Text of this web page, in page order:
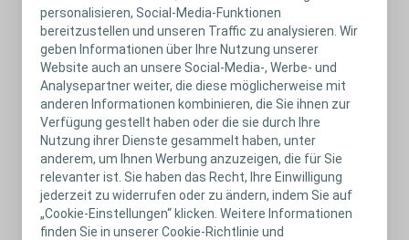
personalisieren, Social-Media-Funktionen
bereitzustellen und unseren Traffic zu analysieren. Wir
geben Informationen über Ihre Nutzung unserer
Website auch an unsere Social-Media-, Werbe- und
Analysepartner weiter, die diese möglicherweise mit
anderen Informationen kombinieren, die Sie ihnen zur
Verfügung gestellt haben oder die sie durch Ihre
Nutzung ihrer Dienste gesammelt haben, unter
anderem, um Ihnen Werbung anzuzeigen, die für Sie
relevanter ist. Sie haben das Recht, Ihre Einwilligung
jederzeit zu widerrufen oder zu ändern, indem Sie auf
„Cookie-Einstellungen“ klicken. Weitere Informationen
finden Sie in unserer Cookie-Richtlinie und
Jetzt herunterladen